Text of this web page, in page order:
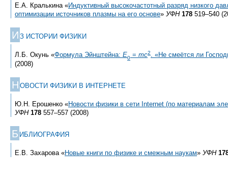
Е.А. Кралькина «Индуктивный высокочастотный разряд низкого
оптимизации источников плазмы на его основе» УФН 178 519–540
И З ИСТОРИИ ФИЗИКИ
Л.Б. Окунь «Формула Эйнштейна: E0 = mc2
. «Не смеётся ли
(2008)
Н ОВОСТИ ФИЗИКИ В ИНТЕРНЕТЕ
Ю.Н. Ерошенко «Новости физики в сети Internet (по материалам
УФН 178 557–557 (2008)
Б ИБЛИОГРАФИЯ
Е.В. Захарова «Новые книги по физике и смежным наукам» УФН